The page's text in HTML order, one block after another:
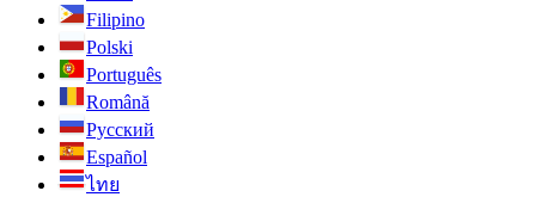
Filipino
Polski
Português
Română
Русский
Español
ไทย